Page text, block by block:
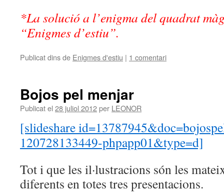
*La solució a l’enigma del quadrat
“Enigmes d’estiu”.
Publicat dins de Enigmes d'estiu | 1 comentari
Bojos pel menjar
Publicat el 28 juliol 2012per LEONOR
[slideshare
120728133449-phpapp01&type=d]
Tot i que les il·lustracions són les
diferents en totes tres presentacions.